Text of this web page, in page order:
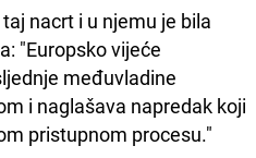
nacrt i u njemu je bila
"Europsko vijeće
međuvladine
i naglašava napredak koji
pristupnom procesu."